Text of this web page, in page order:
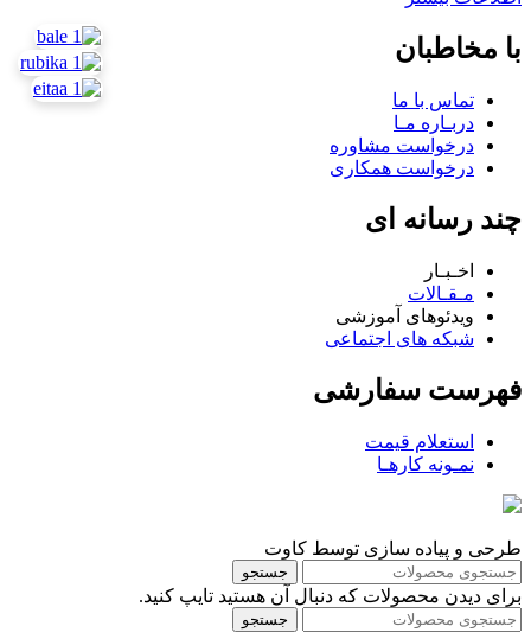
با مخاطبان
تماس با ما
دربـاره مـا
درخواست مشاوره
درخواست همکاری
چند رسانه ای
اخـبـار
مـقـالات
ویدئوهای آموزشی
شبکه های اجتماعی
فهرست سفارشی
استعلام قیمت
نمـونه کارهـا
طرحی و پیاده سازی توسط کاوت
جستجو
برای دیدن محصولات که دنبال آن هستید تایپ کنید.
جستجو